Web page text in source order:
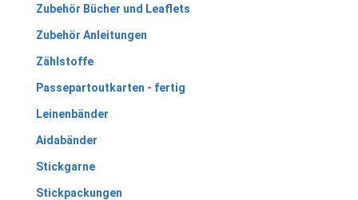
Zubehör Bücher und Leaflets
Zubehör Anleitungen
Zählstoffe
Passepartoutkarten - fertig
Leinenbänder
Aidabänder
Stickgarne
Stickpackungen